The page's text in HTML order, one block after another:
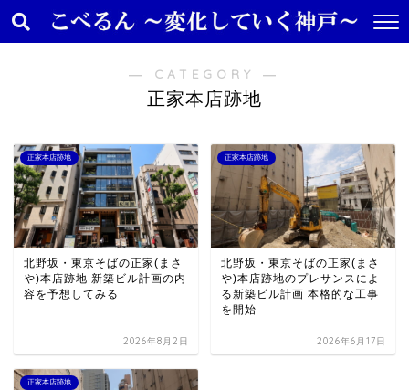
― CATEGORY ―
正家本店跡地
正家本店跡地
北野坂・東京そばの正家(まさ
や)本店跡地 新築ビル計画の内
容を予想してみる
2026年8月2日
正家本店跡地
北野坂・東京そばの正家(まさ
や)本店跡地のプレサンスによ
る新築ビル計画 本格的な工事
を開始
2026年6月17日
正家本店跡地